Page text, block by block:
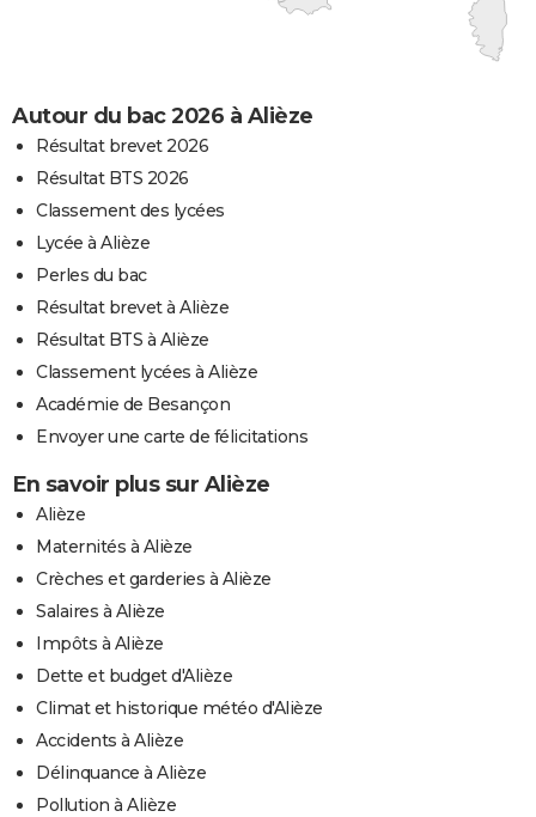
Autour du bac 2026 à Alièze
Résultat brevet 2026
Résultat BTS 2026
Classement des lycées
Lycée à Alièze
Perles du bac
Résultat brevet à Alièze
Résultat BTS à Alièze
Classement lycées à Alièze
Académie de Besançon
Envoyer une carte de félicitations
En savoir plus sur Alièze
Alièze
Maternités à Alièze
Crèches et garderies à Alièze
Salaires à Alièze
Impôts à Alièze
Dette et budget d'Alièze
Climat et historique météo d'Alièze
Accidents à Alièze
Délinquance à Alièze
Pollution à Alièze